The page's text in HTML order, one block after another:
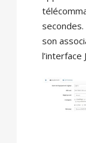
secondes.
son
l’interface